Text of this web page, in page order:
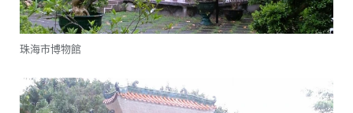
珠海市博物館